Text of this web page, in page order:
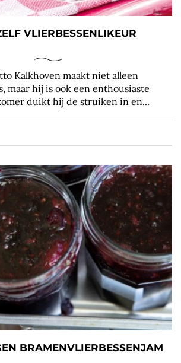
VLIERBESSENLIKEUR
Kalkhoven maakt niet alleen
maar hij is ook een enthousiaste
duikt hij de struiken in en...
BRAMENVLIERBESSENJAM